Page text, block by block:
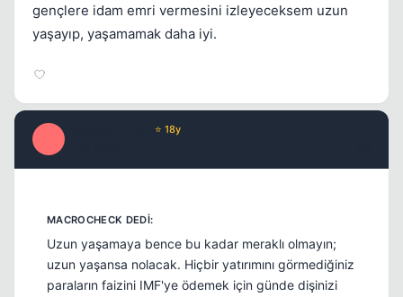
gençlere idam emri vermesini izleyeceksem uzun
yaşayıp, yaşamamak daha iyi.
⭐ 18y
Uzun yaşamaya bence bu kadar meraklı olmayın;
uzun yaşansa nolacak. Hiçbir yatırımını görmediğiniz
paraların faizini IMF'ye ödemek için günde dişinizi